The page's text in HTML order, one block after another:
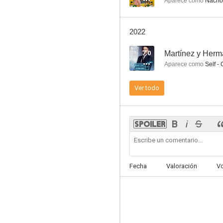
5.4
--
2022
7.0 Martínez y
Aparece como Self -
Ver todo
Fecha Valoración